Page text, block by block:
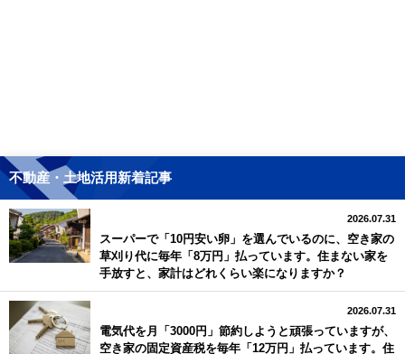
不動産・土地活用新着記事
2026.07.31
スーパーで「10円安い卵」を選んでいるのに、空き家の
草刈り代に毎年「8万円」払っています。住まない家を
手放すと、家計はどれくらい楽になりますか？
2026.07.31
電気代を月「3000円」節約しようと頑張っていますが、
空き家の固定資産税を毎年「12万円」払っています。住